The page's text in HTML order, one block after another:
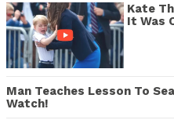
Kate
It Was
Man Teaches Lesson To
Watch!